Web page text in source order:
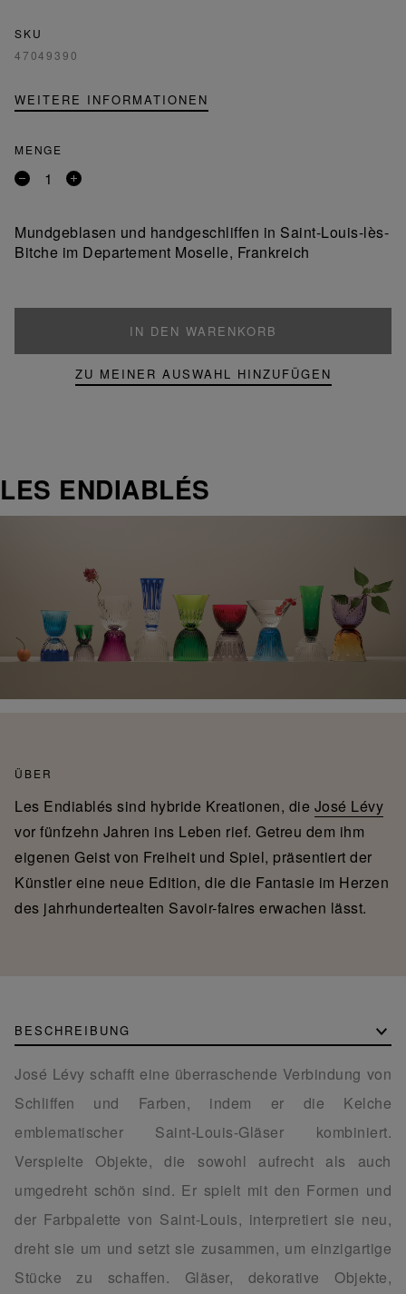
SKU
47049390
WEITERE INFORMATIONEN
MENGE
Entfernen
Produkt
Ein
Mundgeblasen und handgeschliffen in Saint-Louis-lès-
Bitche im Departement Moselle, Frankreich
IN DEN WARENKORB
ZU MEINER AUSWAHL HINZUFÜGEN
LES ENDIABLÉS
ÜBER
Les Endiablés sind hybride Kreationen, die José Lévy
vor fünfzehn Jahren ins Leben rief. Getreu dem ihm
eigenen Geist von Freiheit und Spiel, präsentiert der
Künstler eine neue Edition, die die Fantasie im Herzen
des jahrhundertealten Savoir-faires erwachen lässt.
BESCHREIBUNG
José Lévy schafft eine überraschende Verbindung von
Schliffen und Farben, indem er die Kelche
emblematischer Saint-Louis-Gläser kombiniert.
Verspielte Objekte, die sowohl aufrecht als auch
umgedreht schön sind. Er spielt mit den Formen und
der Farbpalette von Saint-Louis, interpretiert sie neu,
dreht sie um und setzt sie zusammen, um einzigartige
Stücke zu schaffen. Gläser, dekorative Objekte,